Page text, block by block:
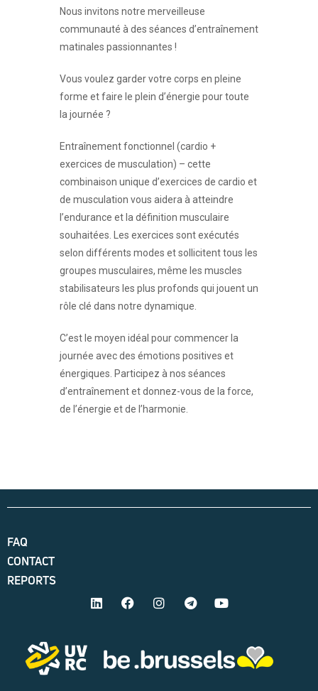
Nous invitons notre merveilleuse
communauté à des séances d’entraînement
matinales passionnantes !
Vous voulez garder votre corps en pleine
forme et faire le plein d’énergie pour toute
la journée ?
Entraînement fonctionnel (cardio +
exercices de musculation) – cette
combinaison unique d’exercices de cardio et
de musculation vous aidera à atteindre
l’endurance et la définition musculaire
souhaitées. Les exercices sont exécutés
selon différents modes et sollicitent tous les
groupes musculaires, même les muscles
stabilisateurs les plus profonds qui jouent un
rôle clé dans notre dynamique.
C’est le moyen idéal pour commencer la
journée avec des émotions positives et
énergiques. Participez à nos séances
d’entraînement et donnez-vous de la force,
de l’énergie et de l’harmonie.
FAQ
CONTACT
REPORTS